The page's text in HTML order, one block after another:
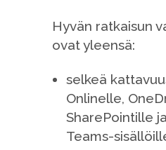
Hyvän ratkaisun
ovat yleensä:
selkeä
Onlinelle,
SharePointille
Teams-